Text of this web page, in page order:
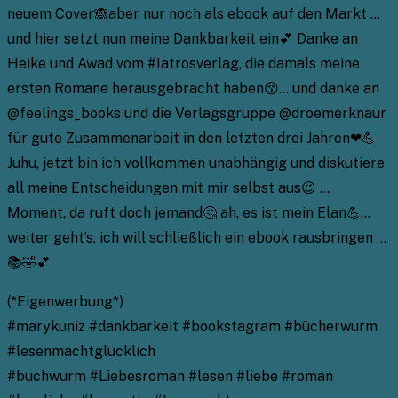
neuem Cover🙈aber nur noch als ebook auf den Markt …
und hier setzt nun meine Dankbarkeit ein💕 Danke an
Heike und Awad vom #Iatrosverlag, die damals meine
ersten Romane herausgebracht haben😚… und danke an
@feelings_books und die Verlagsgruppe @droemerknaur
für gute Zusammenarbeit in den letzten drei Jahren❤💪
Juhu, jetzt bin ich vollkommen unabhängig und diskutiere
all meine Entscheidungen mit mir selbst aus😉 …
Moment, da ruft doch jemand🤔 ah, es ist mein Elan💪…
weiter geht’s, ich will schließlich ein ebook rausbringen …
📚🤣💕
(*Eigenwerbung*)
#marykuniz #dankbarkeit #bookstagram #bücherwurm
#lesenmachtglücklich
#buchwurm #Liebesroman #lesen #liebe #roman